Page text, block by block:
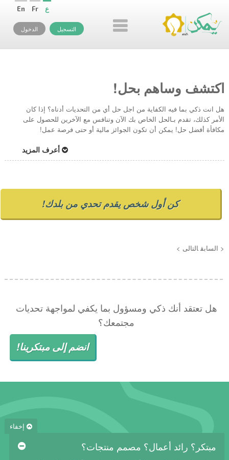
En Fr ع
التسجيل الدخول
اكتشف وساهم بحل!
هل انت ذكي بما فيه الكفاية من اجل حل أي من التحديات أدناه؟ إذا كان
الأمر كذلك، تقدم بـالحل الخاص بك الآن وتنافس مع الآخرين للحصول على
مكافأة أفضل حل! يمكن أن تكون الجوائز مالية أو حتى فرصة عمل!
أعرف المزيد
كن أول شخص يقدم تحدي من بلدك!
< السابق التالى >
هل تعتقد أنك ذكي ومسؤول بما يكفي لمواجهة تحديات
مجتمعك؟
انضم إلى مبتكرينا!
إخفاء
مبتكر؟ رائد أعمال؟ مصمم منتجات؟